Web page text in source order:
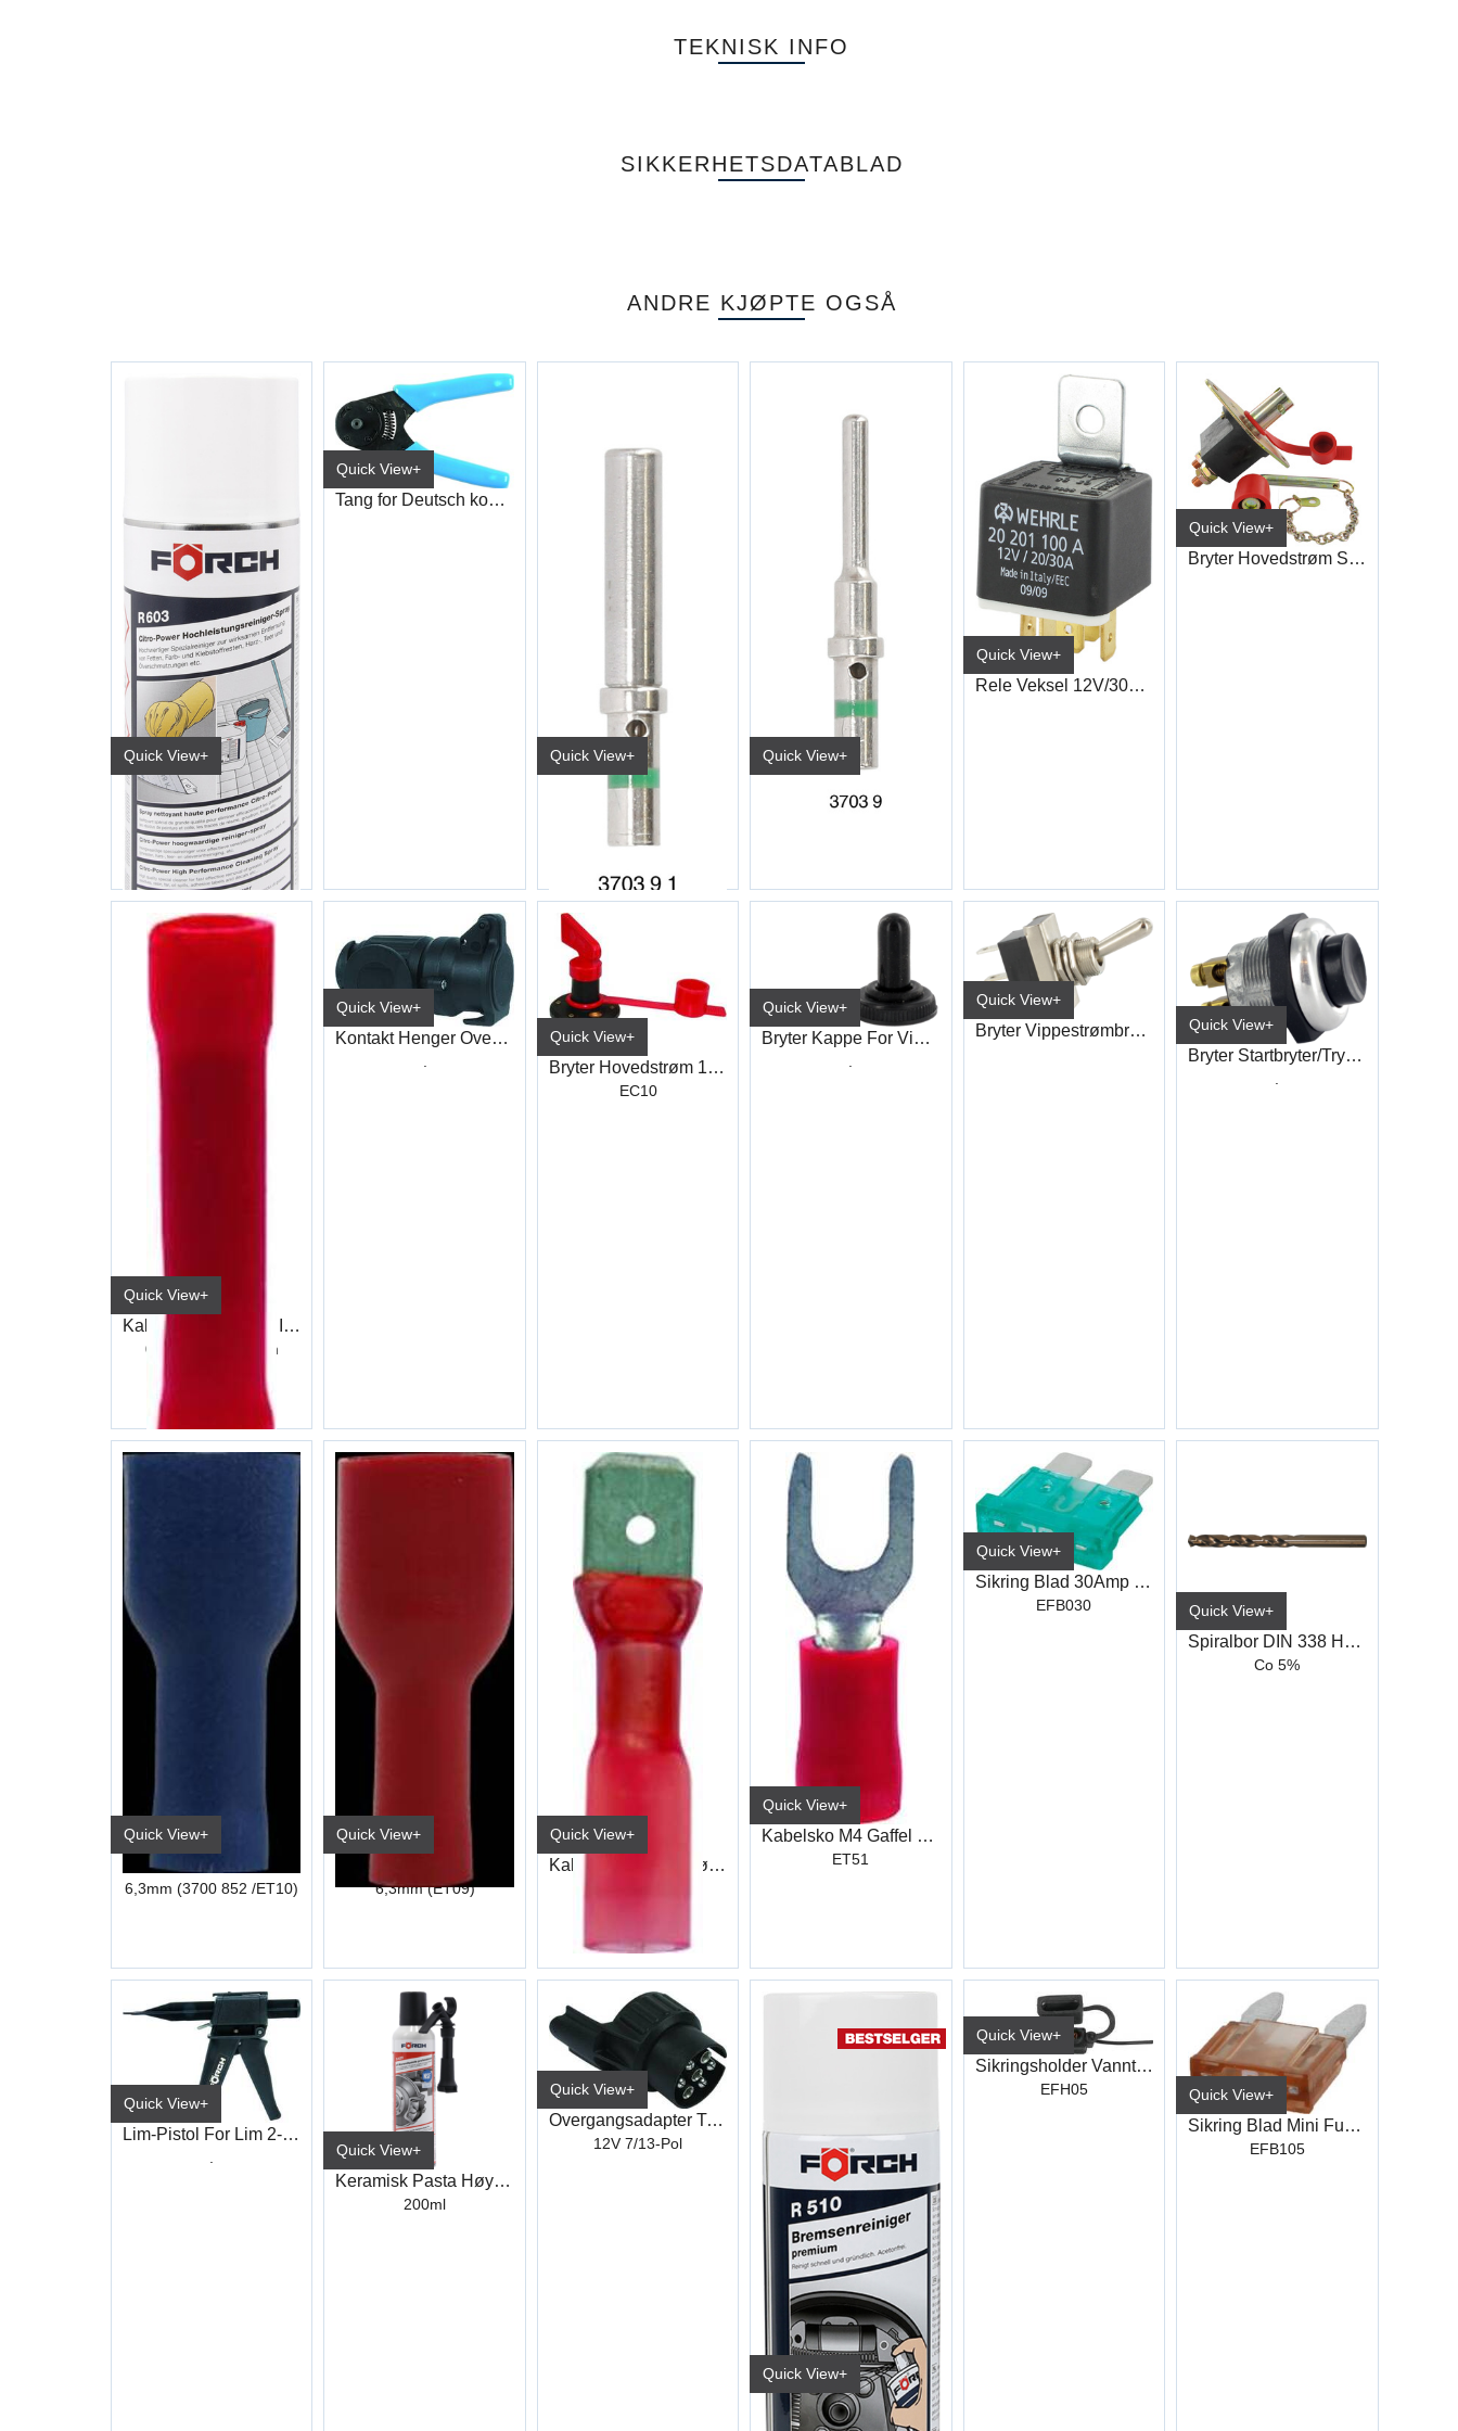
TEKNISK INFO
SIKKERHETSDATABLAD
ANDRE KJØPTE OGSÅ
Quick View+
Sitrusrens CITR-POWER R603 500ml
Quick View+
Tang for Deutsch kontakt kabelsko
Quick View+ Quick View+
Quick View+
Rele Veksel 12V/30A m/87A
Quick View+
Bryter Hovedstrøm Stål 250A
Quick View+
Kabelsko skjøt Rød Industri
0,25-1,5kv / 3,3mm
Quick View+
Kontakt Henger Overgang 12V 13/7-Pol Quick View+
Bryter Hovedstrøm 100 A
EC10
Quick View+
Bryter Kappe For Vippebryter
Quick View+
Bryter Vippestrømbryter På/Av/På Quick View+
Bryter Startbryter/Trykknapp
Quick View+
6,3mm (3700 852 /ET10)
Quick View+
6,3mm (ET09)
Quick View+
Kabelsko Krymp. Rød Han 6,3mm
Quick View+
Kabelsko M4 Gaffel Rød
ET51
Quick View+
Sikring Blad 30Amp Standard
EFB030 Quick View+
Spiralbor DIN 338 HSS-Co, Type N
Co 5%
Quick View+
Lim-Pistol For Lim 2-Komponent
Quick View+
Keramisk Pasta Høytemp +1400c° S423
200ml
Quick View+
Overgangsadapter Tilhengerkontakt
12V 7/13-Pol
Quick View+
Bremserens Premium R510 600ml
Quick View+
Sikringsholder Vanntett 1,5mm²
EFH05 Quick View+
Sikring Blad Mini Fuse 5Amp (50 stk)
EFB105